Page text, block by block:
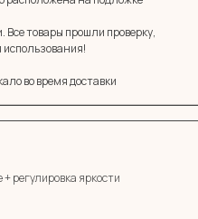
Все товары прошли проверку,
во время доставки
регулировка яркости